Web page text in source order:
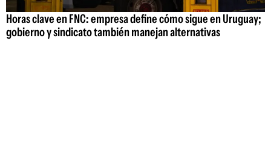
Horas clave en FNC: empresa define cómo sigue en Uruguay;
gobierno y sindicato también manejan alternativas